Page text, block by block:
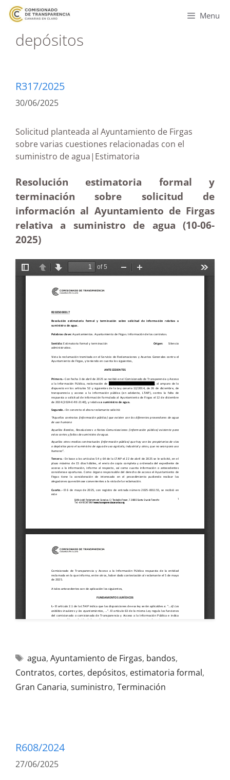
Menu
depósitos
R317/2025
30/06/2025
Solicitud planteada al Ayuntamiento de Firgas
sobre varias cuestiones relacionadas con el
suministro de agua|Estimatoria
Resolución estimatoria formal y
terminación sobre solicitud de
información al Ayuntamiento de Firgas
relativa a suministro de agua (10-06-
2025)
agua, Ayuntamiento de Firgas, bandos,
Contratos, cortes, depósitos, estimatoria formal,
Gran Canaria, suministro, Terminación
R608/2024
27/06/2025